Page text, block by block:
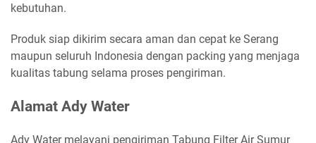
kebutuhan.
Produk siap dikirim secara aman dan cepat ke Serang
maupun seluruh Indonesia dengan packing yang menjaga
kualitas tabung selama proses pengiriman.
Alamat Ady Water
Ady Water melayani pengiriman Tabung Filter Air Sumur